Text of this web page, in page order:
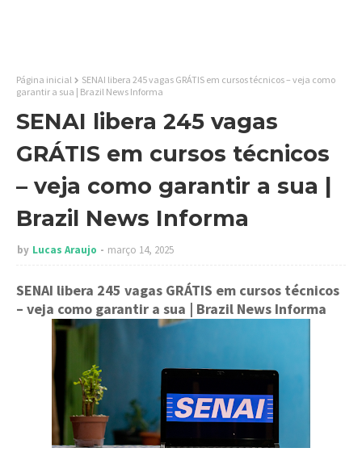
Página inicial
SENAI libera 245 vagas GRÁTIS em cursos técnicos – veja como
garantir a sua | Brazil News Informa
SENAI libera 245 vagas
GRÁTIS em cursos técnicos
– veja como garantir a sua |
Brazil News Informa
by Lucas Araujo março 14, 2025
SENAI libera 245 vagas GRÁTIS em cursos técnicos
– veja como garantir a sua | Brazil News Informa